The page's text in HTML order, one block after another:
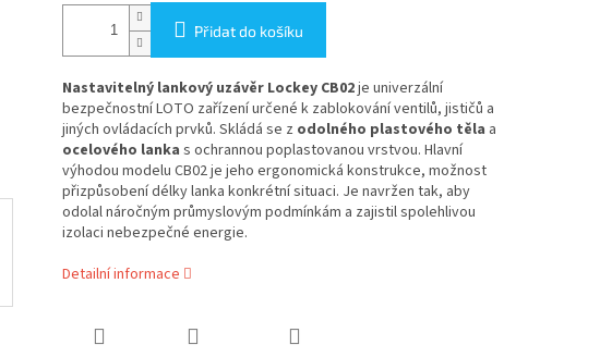
Přidat do košíku
Nastavitelný lankový uzávěr Lockey CB02je univerzální
bezpečnostní LOTO zařízení určené k zablokování ventilů, jističů a
jiných ovládacích prvků. Skládá se z odolného plastového těla a
ocelového lanka s ochrannou poplastovanou vrstvou. Hlavní
výhodou modelu CB02 je jeho ergonomická konstrukce, možnost
přizpůsobení délky lanka konkrétní situaci. Je navržen tak, aby
odolal náročným průmyslovým podmínkám a zajistil spolehlivou
izolaci nebezpečné energie.
Detailní informace